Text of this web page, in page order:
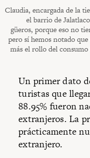
Claudia, encargada de la
el barrio de
güeros, porque eso no
pero sí hemos notado
más el rollo del
Un primer dato
turistas que
88.95% fueron
extranjeros. La
prácticamente
extranjero.